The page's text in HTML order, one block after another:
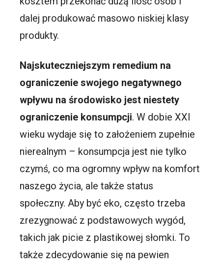
dalej produkować masowo niskiej klasy
produkty.
Najskuteczniejszym remedium na
ograniczenie swojego negatywnego
wpływu na środowisko jest niestety
ograniczenie konsumpcji. W dobie XXI
wieku wydaje się to założeniem zupełnie
nierealnym – konsumpcja jest nie tylko
czymś, co ma ogromny wpływ na komfort
naszego życia, ale także status
społeczny. Aby być eko, często trzeba
zrezygnować z podstawowych wygód,
takich jak picie z plastikowej słomki. To
także zdecydowanie się na pewien